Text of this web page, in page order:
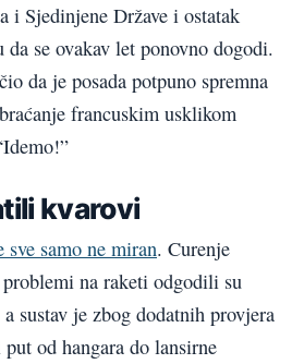
i Sjedinjene Države i ostatak
da se ovakav let ponovno dogodi.
da je posada potpuno spremna
francuskim usklikom
kvarovi
sve samo ne miran. Curenje
na raketi odgodili su
sustav je zbog dodatnih provjera
od hangara do lansirne